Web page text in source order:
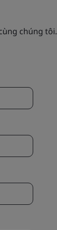
chúng tôi.